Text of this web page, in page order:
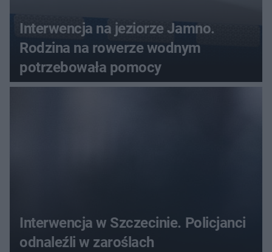
Interwencja na jeziorze Jamno.
Rodzina na rowerze wodnym
potrzebowała pomocy
Interwencja w Szczecinie. Policjanci
odnaleźli w zaroślach